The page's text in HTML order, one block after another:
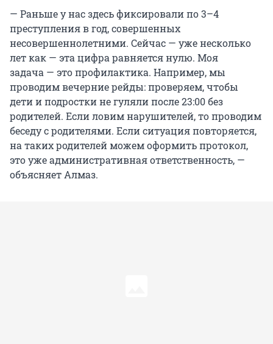
— Раньше у нас здесь фиксировали по 3–4
преступления в год, совершенных
несовершеннолетними. Сейчас — уже несколько
лет как — эта цифра равняется нулю. Моя
задача — это профилактика. Например, мы
проводим вечерние рейды: проверяем, чтобы
дети и подростки не гуляли после 23:00 без
родителей. Если ловим нарушителей, то проводим
беседу с родителями. Если ситуация повторяется,
на таких родителей можем оформить протокол,
это уже административная ответственность, —
объясняет Алмаз.